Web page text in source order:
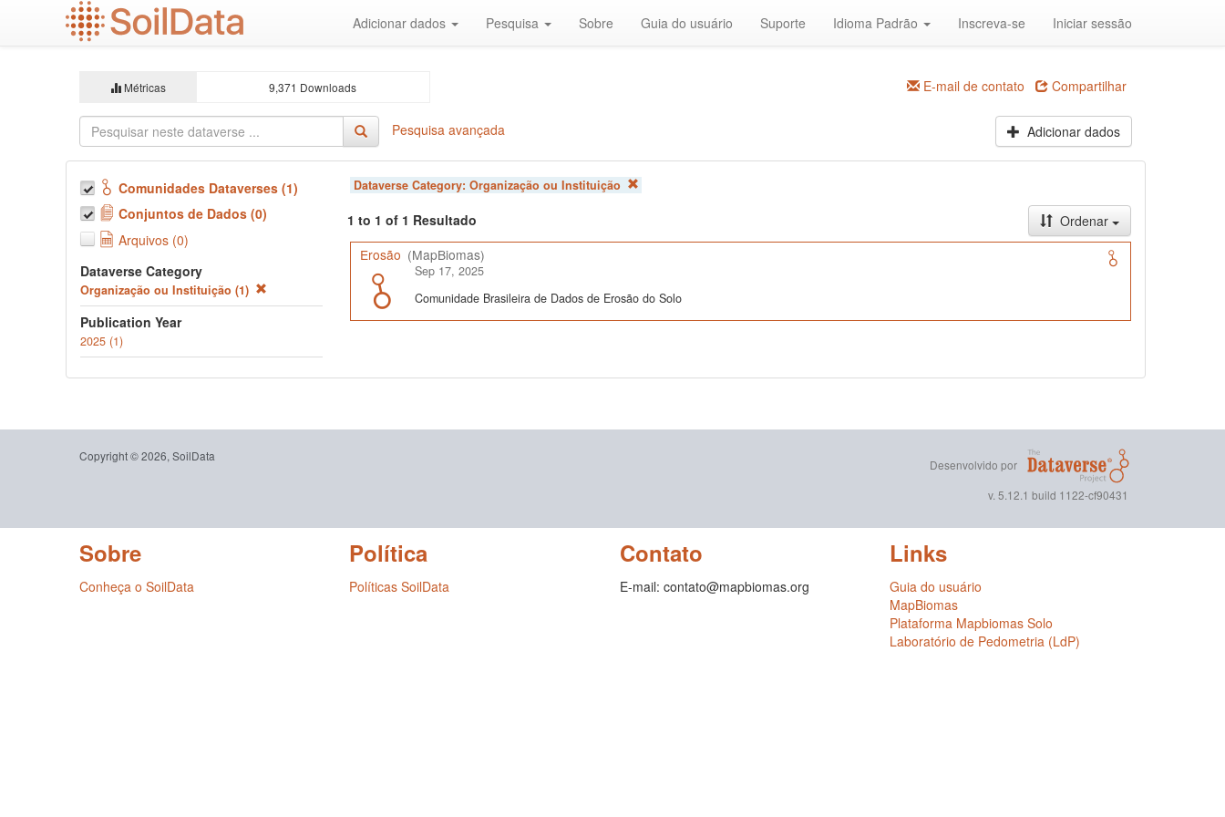
Adicionar dados Pesquisa Sobre Guia do usuário Suporte Idioma Padrão Inscreva-se Iniciar sessão
Métricas 9,371 Downloads E-mail de contato Compartilhar
Pesquisa avançada Adicionar dados
Comunidades Dataverses (1)
Conjuntos de Dados (0)
Arquivos (0)
Dataverse Category
Organização ou Instituição (1)
Publication Year
2025 (1)
Dataverse Category: Organização ou Instituição
1 to 1 of 1 Resultado
Ordenar
Erosão (MapBiomas)
Sep 17, 2025
Comunidade Brasileira de Dados de Erosão do Solo
Copyright © 2026, SoilData
Desenvolvido por
v. 5.12.1 build 1122-cf90431
Sobre
Conheça o SoilData
Política
Políticas SoilData
Contato
E-mail: contato@mapbiomas.org
Links
Guia do usuário
MapBiomas
Plataforma Mapbiomas Solo
Laboratório de Pedometria (LdP)